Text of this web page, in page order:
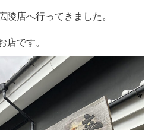
店へ行ってきました。
店です。